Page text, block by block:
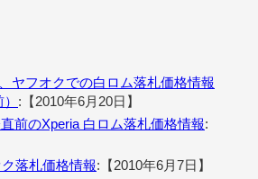
ヤフオクでの白ロム落札価格情報
:【2010年6月20日】
前のXperia 白ロム落札価格情報:
落札価格情報:【2010年6月7日】